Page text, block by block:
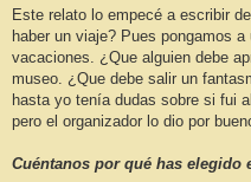
Este relato lo empecé a escribir
haber un viaje? Pues pongamos
vacaciones. ¿Que alguien debe
museo. ¿Que debe salir un
hasta yo tenía dudas sobre si fui
pero el organizador lo dio por
Cuéntanos por qué has elegido